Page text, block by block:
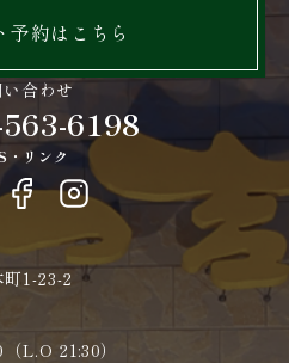
予約はこちら
合わせ
6198
・リンク
1-23-2
L.O 21:30）